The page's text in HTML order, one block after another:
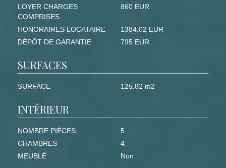
LOYER CHARGES
COMPRISES
860 EUR
HONORAIRES LOCATAIRE
1384.02 EUR
DÉPÔT DE GARANTIE
795 EUR
SURFACES
SURFACE 125.82 m2
INTÉRIEUR
NOMBRE PIÈCES
5
CHAMBRES
4
MEUBLÉ
Non